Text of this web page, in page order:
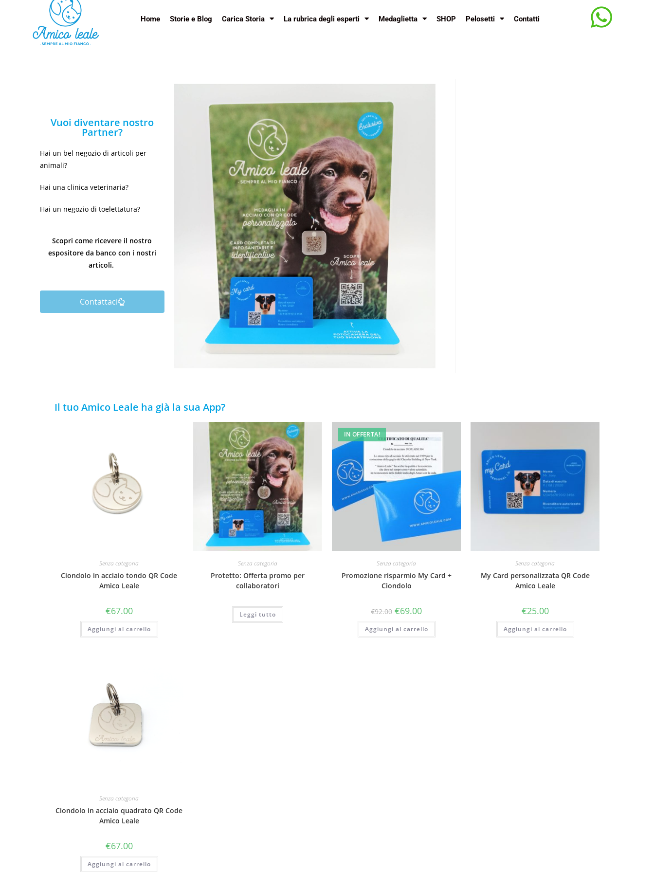
Home Storie e Blog Carica Storia La rubrica degli esperti Medaglietta SHOP Pelosetti Contatti
Vuoi diventare nostro
Partner?
Hai un bel negozio di articoli per
animali?
Hai una clinica veterinaria?
Hai un negozio di toelettatura?
Scopri come ricevere il nostro
espositore da banco con i nostri
articoli.
Contattaci
Il tuo Amico Leale ha già la sua App?
Senza categoria
Ciondolo in acciaio tondo QR Code
Amico Leale
€67.00
Aggiungi al carrello
Senza categoria
Protetto: Offerta promo per
collaboratori
Leggi tutto
IN OFFERTA!
Senza categoria
Promozione risparmio My Card +
Ciondolo
€92.00 €69.00
Aggiungi al carrello
Senza categoria
My Card personalizzata QR Code
Amico Leale
€25.00
Aggiungi al carrello
Senza categoria
Ciondolo in acciaio quadrato QR Code
Amico Leale
€67.00
Aggiungi al carrello